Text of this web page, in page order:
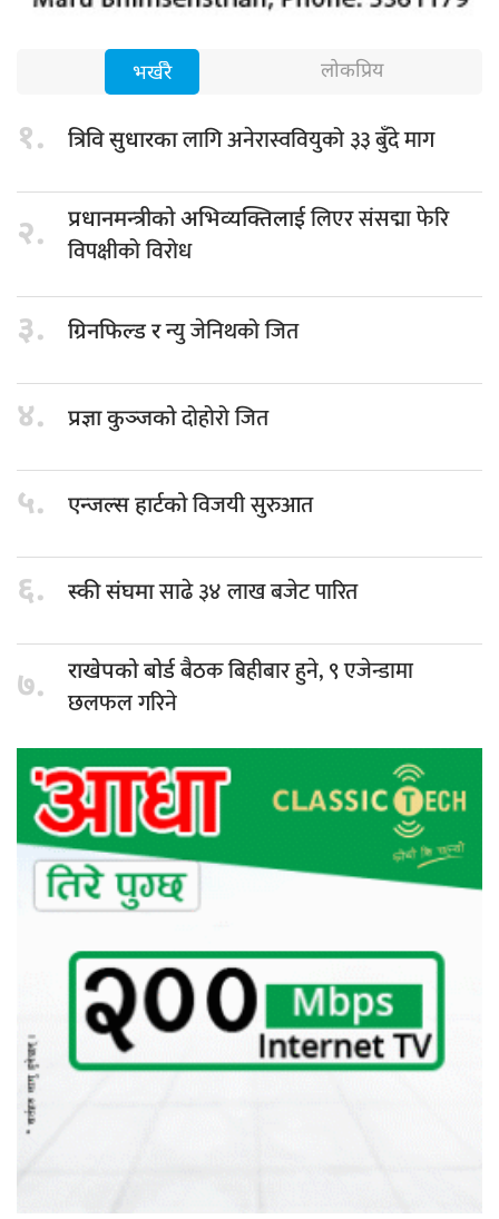
भर्खरै लोकप्रिय
१. त्रिवि सुधारकालागि अनेरास्ववियुको ३३ बुँदे माग
२. प्रधानमन्त्रीको अभिव्यक्तिलाईलिएर संसद्मा फेरि
विपक्षीको विरोध
३. ग्रिनफिल्ड रन्यु जेनिथको जित
४. प्रज्ञा कुञ्जकोदोहोरो जित
५. एन्जल्स हार्टकोविजयी सुरुआत
६. स्की संघमासाढे ३४ लाख बजेट पारित
७. राखेपको बोर्डबैठक बिहीबार हुने, ९ एजेन्डामा
छलफल गरिने